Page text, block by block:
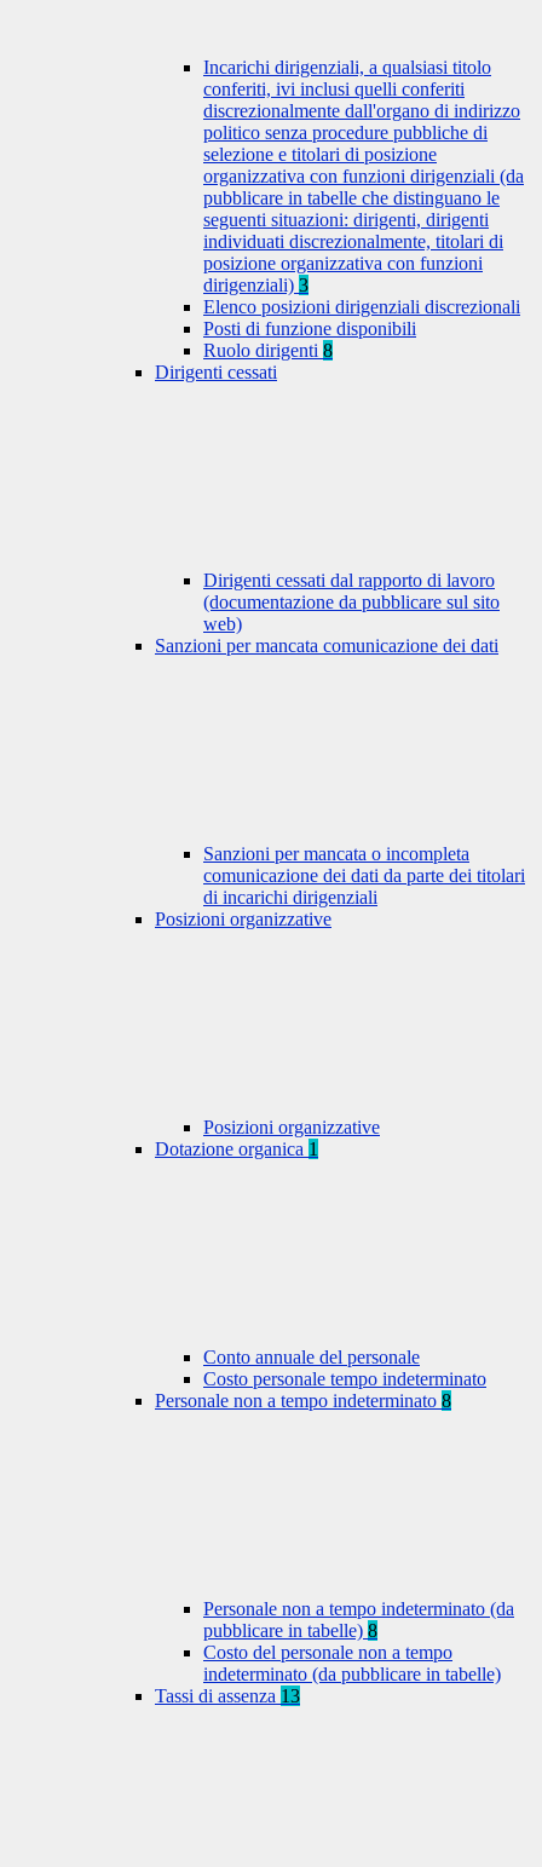
Incarichi dirigenziali, a qualsiasi titolo
conferiti, ivi inclusi quelli conferiti
discrezionalmente dall'organo di indirizzo
politico senza procedure pubbliche di
selezione e titolari di posizione
organizzativa con funzioni dirigenziali (da
pubblicare in tabelle che distinguano le
seguenti situazioni: dirigenti, dirigenti
individuati discrezionalmente, titolari di
posizione organizzativa con funzioni
dirigenziali) 3
Elenco posizioni dirigenziali discrezionali
Posti di funzione disponibili
Ruolo dirigenti 8
Dirigenti cessati
Dirigenti cessati dal rapporto di lavoro
(documentazione da pubblicare sul sito
web)
Sanzioni per mancata comunicazione dei dati
Sanzioni per mancata o incompleta
comunicazione dei dati da parte dei titolari
di incarichi dirigenziali
Posizioni organizzative
Posizioni organizzative
Dotazione organica 1
Conto annuale del personale
Costo personale tempo indeterminato
Personale non a tempo indeterminato 8
Personale non a tempo indeterminato (da
pubblicare in tabelle) 8
Costo del personale non a tempo
indeterminato (da pubblicare in tabelle)
Tassi di assenza 13